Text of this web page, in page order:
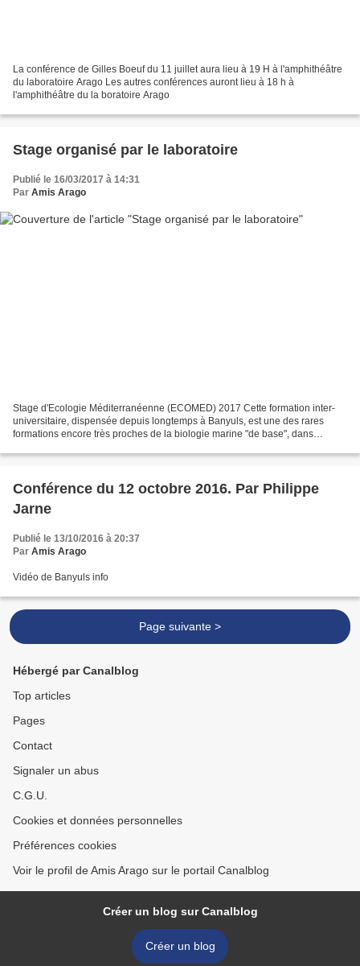
La conférence de Gilles Boeuf du 11 juillet aura lieu à 19 H à l'amphithéâtre
du laboratoire Arago Les autres conférences auront lieu à 18 h à
l'amphithéâtre du la boratoire Arago
Stage organisé par le laboratoire
Publié le 16/03/2017 à 14:31
Par Amis Arago
Stage d'Ecologie Méditerranéenne (ECOMED) 2017 Cette formation inter-
universitaire, dispensée depuis longtemps à Banyuls, est une des rares
formations encore très proches de la biologie marine "de base", dans
Conférence du 12 octobre 2016. Par Philippe
Jarne
Publié le 13/10/2016 à 20:37
Par Amis Arago
Vidéo de Banyuls info
Page suivante >
Hébergé par Canalblog
Top articles
Pages
Contact
Signaler un abus
C.G.U.
Cookies et données personnelles
Préférences cookies
Voir le profil de Amis Arago sur le portail Canalblog
Créer un blog sur Canalblog
Créer un blog